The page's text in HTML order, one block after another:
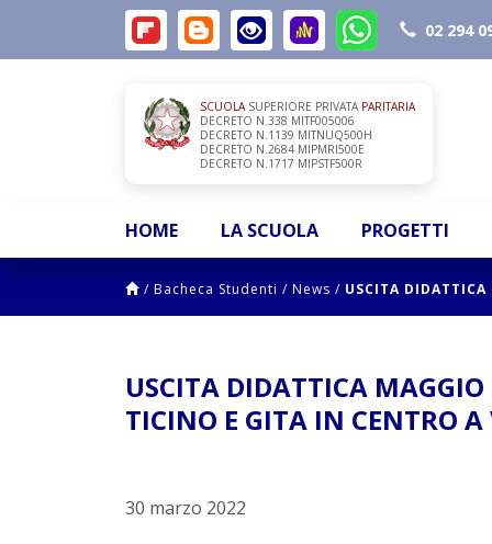
02 294
SCUOLASUPERIORE PRIVATA PARITARIA
DECRETO N.338 MITF005006
DECRETO N.1139 MITNUQ500H
DECRETO N.2684 MIPMRI500E
DECRETO N.1717 MIPSTF500R
HOME LA SCUOLA PROGETTI
/ Bacheca Studenti / News / USCITA
USCITA DIDATTICA
TICINO E GITA IN CENTRO
30 marzo 2022